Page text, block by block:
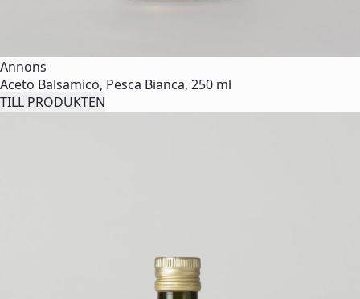
Annons
Aceto Balsamico, Pesca Bianca, 250 ml
TILL PRODUKTEN